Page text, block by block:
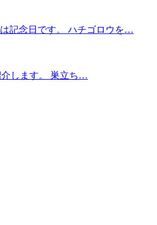
記念日です。 ハチゴロウを…
介します。 巣立ち…